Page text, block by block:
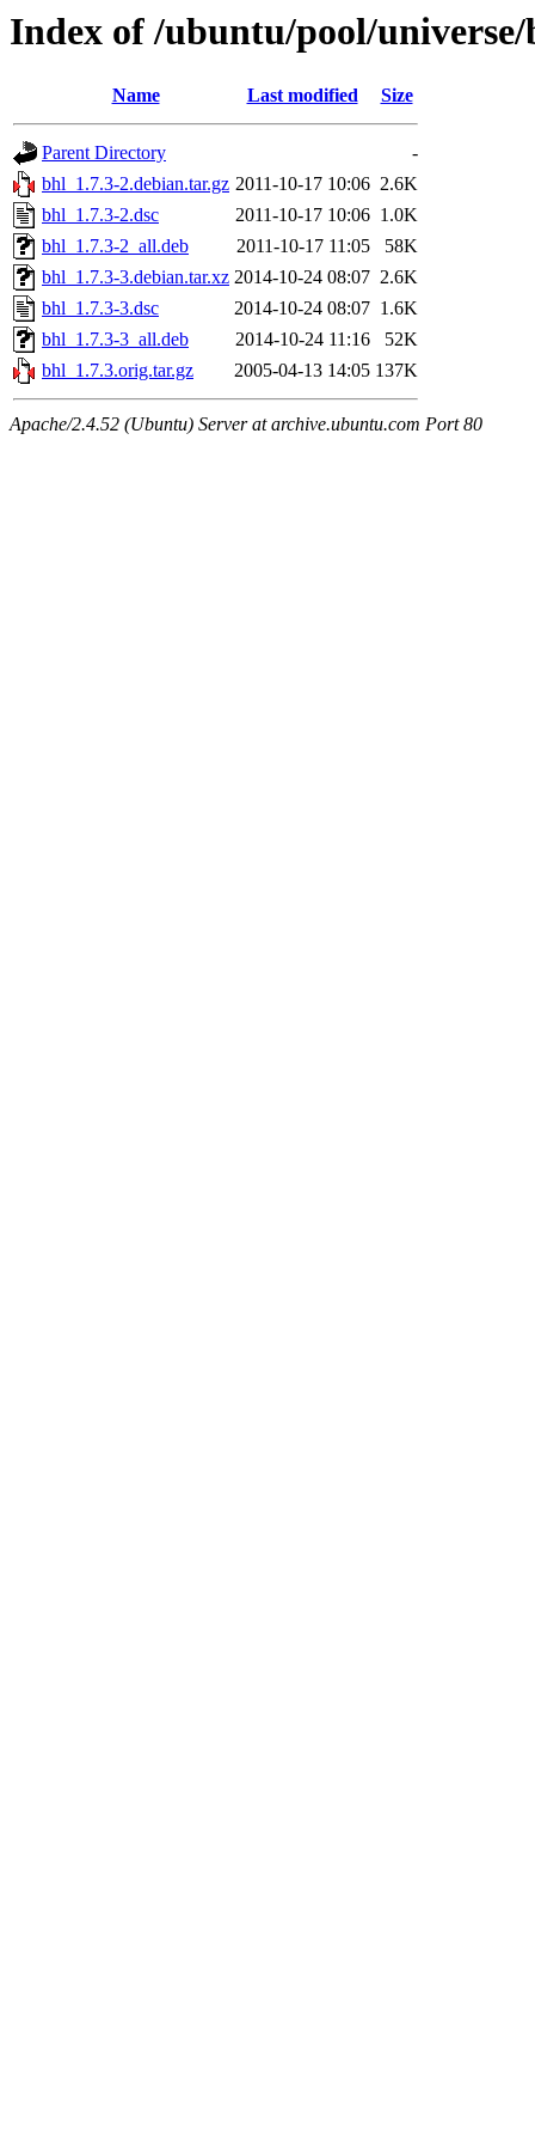
Index of /ubuntu/pool/
Name Last modified Size
Parent Directory
-
bhl_1.7.3-2.debian.tar.gz 2011-10-17 10:06 2.6K
bhl_1.7.3-2.dsc
2011-10-17 10:06 1.0K
bhl_1.7.3-2_all.deb
2011-10-17 11:05
58K
bhl_1.7.3-3.debian.tar.xz 2014-10-24 08:07 2.6K
bhl_1.7.3-3.dsc
2014-10-24 08:07 1.6K
bhl_1.7.3-3_all.deb
2014-10-24 11:16
52K
bhl_1.7.3.orig.tar.gz
2005-04-13 14:05 137K
Apache/2.4.52 (Ubuntu) Server at archive.ubuntu.com Port 80